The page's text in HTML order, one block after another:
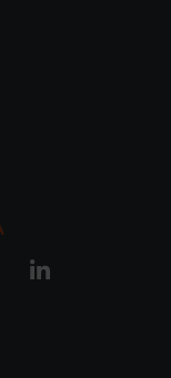
YouTube